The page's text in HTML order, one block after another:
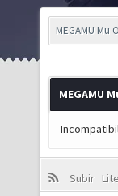
MEGAMU Mu
MEGAMU
Subir